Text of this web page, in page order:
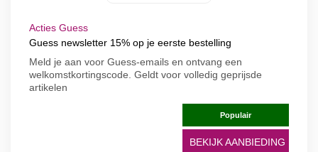
Acties Guess
Guess newsletter 15% op je eerste bestelling
Meld je aan voor Guess-emails en ontvang een
welkomstkortingscode. Geldt voor volledig geprijsde
artikelen
Populair
BEKIJK AANBIEDING